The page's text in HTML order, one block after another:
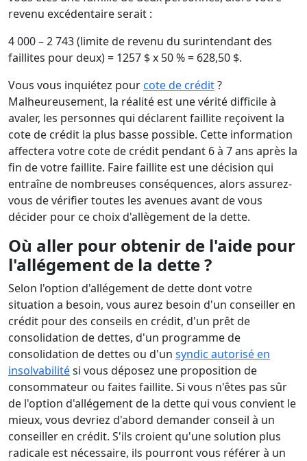
revenu excédentaire serait :
4 000 – 2 743 (limite de revenu du surintendant des
faillites pour deux) = 1257 $ x 50 % = 628,50 $.
Vous vous inquiétez pourcote de crédit?
Malheureusement, la réalité est une vérité difficile à
avaler, les personnes qui déclarent faillite reçoivent la
cote de crédit la plus basse possible. Cette information
affectera votre cote de crédit pendant 6 à 7 ans après la
fin de votre faillite. Faire faillite est une décision qui
entraîne de nombreuses conséquences, alors assurez-
vous de vérifier toutes les avenues avant de vous
décider pour ce choix d'allègement de la dette.
Où aller pour obtenir de l'aide pour
l'allégement de la dette ?
Selon l'option d'allégement de dette dont votre
situation a besoin, vous aurez besoin d'un conseiller en
crédit pour des conseils en crédit, d'un prêt de
consolidation de dettes, d'un programme de
consolidation de dettes ou d'un syndic autorisé en
insolvabilitési vous déposez une proposition de
consommateur ou faites faillite. Si vous n'êtes pas sûr
de l'option d'allégement de la dette qui vous convient le
mieux, vous devriez d'abord demander conseil à un
conseiller en crédit. S'ils croient qu'une solution plus
radicale est nécessaire, ils pourront vous référer à un